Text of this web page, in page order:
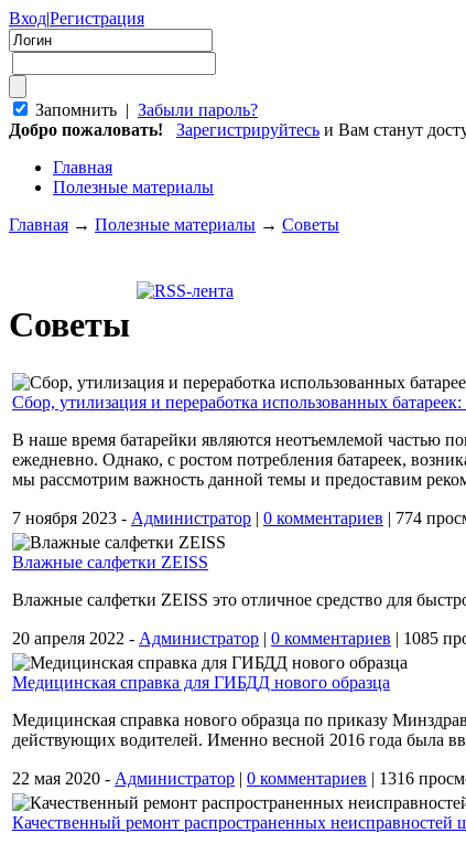
Вход|Регистрация
Запомнить | Забыли пароль?
Добро пожаловать!
Зарегистрируйтесь и Вам станут
Главная
Полезные материалы
Главная → Полезные материалы → Советы
Советы
Сбор, утилизация и переработка использованных
В наше время батарейки являются неотъемлемой частью
ежедневно. Однако, с ростом потребления батареек,
мы рассмотрим важность данной темы и предоставим
7 ноября 2023 - Администратор | 0 комментариев | 774
Влажные салфетки ZEISS
Влажные салфетки ZEISS это отличное средство для
20 апреля 2022 - Администратор | 0 комментариев | 1085
Медицинская справка для ГИБДД нового образца
Медицинская справка нового образца по приказу
действующих водителей. Именно весной 2016 года была
22 мая 2020 - Администратор | 0 комментариев | 1316
Качественный ремонт распространенных